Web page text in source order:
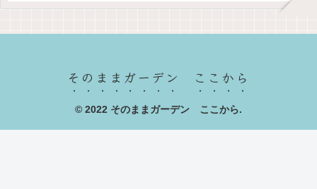
そのままガーデン ここから
© 2022 そのままガーデン ここから.